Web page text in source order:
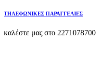
ΤΗΛΕΦΩΝΙΚΕΣ ΠΑΡΑΓΓΕΛΙΕΣ
καλέστε μας στο 2271078700